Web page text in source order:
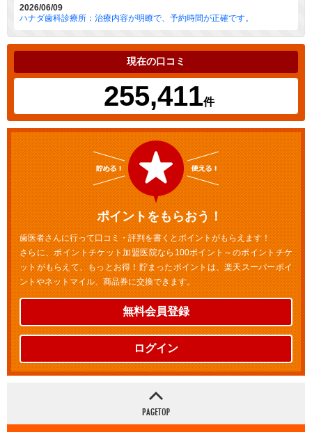
2026/06/09
ハナダ歯科診療所：治療内容が明瞭で、予約時間が正確です。
現在の口コミ
255,411件
ポイントをもらおう！
歯医者さんに行って口コミ・評判を書くとポイントがもらえます！
さらに、ポイントチケット加盟医院なら100ポイント～のポイントチケ
ットがもらえて、もっとお得！貯まったポイントは、楽天スーパーポイ
ントやネットマイル、商品券に交換できます。
無料会員登録
ログイン